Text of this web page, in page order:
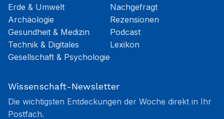
Erde & Umwelt
Archäologie
Gesundheit & Medizin
Technik & Digitales
Gesellschaft & Psychologie
Nachgefragt
Rezensionen
Podcast
Lexikon
Wissenschaft-Newsletter
Die wichtigsten Entdeckungen der Woche direkt in Ihr
Postfach.